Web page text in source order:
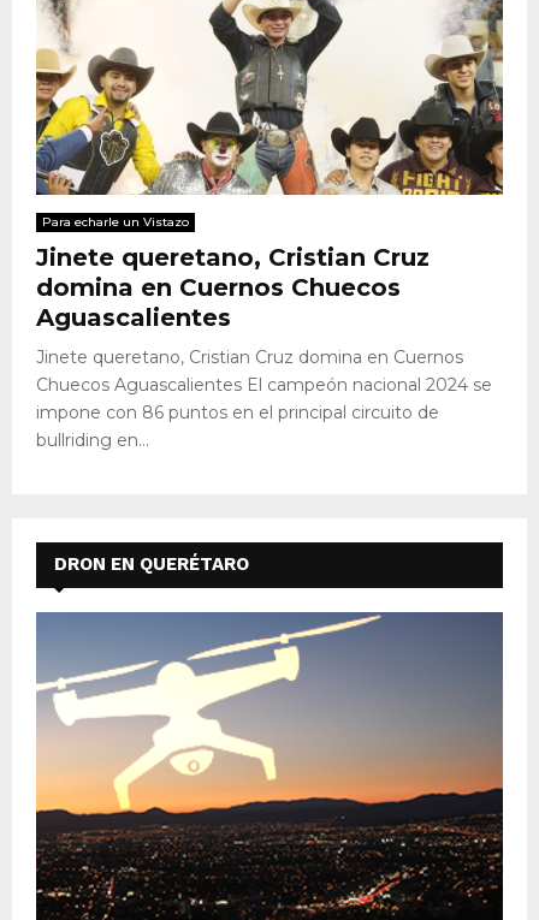
Para echarle un Vistazo
Jinete queretano, Cristian Cruz
domina en Cuernos Chuecos
Aguascalientes
Jinete queretano, Cristian Cruz domina en Cuernos
Chuecos Aguascalientes El campeón nacional 2024 se
impone con 86 puntos en el principal circuito de
bullriding en...
DRON EN QUERÉTARO